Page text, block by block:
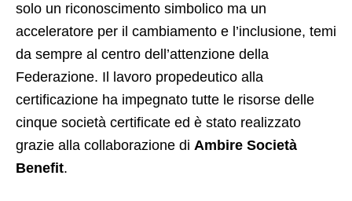
solo un riconoscimento simbolico ma un
acceleratore per il cambiamento e l’inclusione, temi
da sempre al centro dell’attenzione della
Federazione. Il lavoro propedeutico alla
certificazione ha impegnato tutte le risorse delle
cinque società certificate ed è stato realizzato
grazie alla collaborazione di Ambire Società
Benefit.